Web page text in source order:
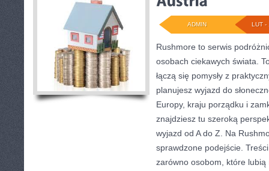
LUT -
ADMIN
Rushmore to serwis
osobach ciekawych świata.
łączą się pomysły z
planujesz wyjazd do
Europy, kraju porządku i
znajdziesz tu szeroką
wyjazd od A do Z. Na
sprawdzone podejście.
zarówno osobom, które lubią